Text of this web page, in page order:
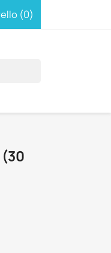
(0)
(30